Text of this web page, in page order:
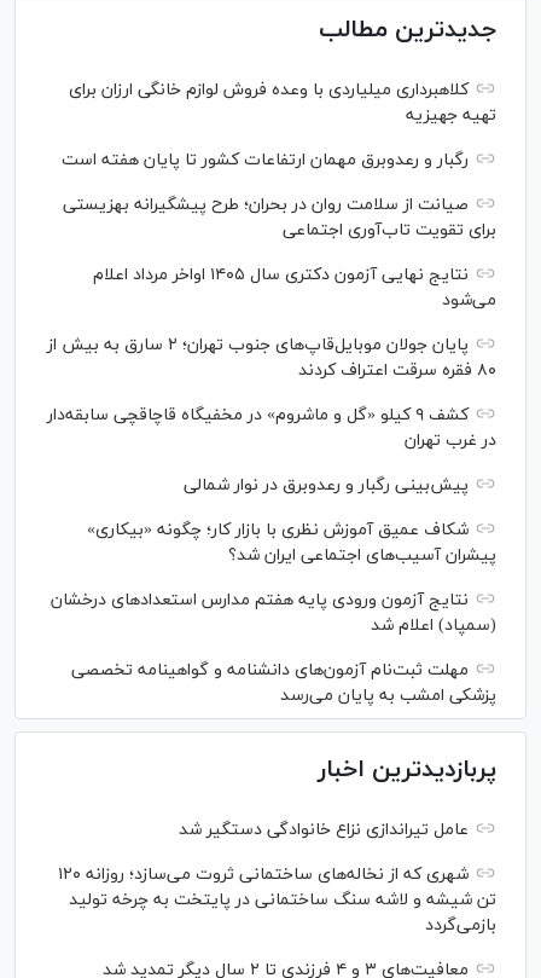
جدیدترین مطالب
کلاهبرداری میلیاردی با وعده فروش لوازم خانگی ارزان برای
تهیه جهیزیه
رگبار و رعدوبرق مهمان ارتفاعات کشور تا پایان هفته است
صیانت از سلامت روان در بحران؛ طرح پیشگیرانه بهزیستی
برای تقویت تاب‌آوری اجتماعی
نتایج نهایی آزمون دکتری سال ۱۴۰۵ اواخر مرداد اعلام
می‌شود
پایان جولان موبایل‌قاپ‌های جنوب تهران؛ ۲ سارق به بیش از
۸۰ فقره سرقت اعتراف کردند
کشف ۹ کیلو «گل و ماشروم» در مخفیگاه قاچاقچی سابقه‌دار
در غرب تهران
پیش‌بینی رگبار و رعدوبرق در نوار شمالی
شکاف عمیق آموزش نظری با بازار کار؛ چگونه «بیکاری»
پیشران آسیب‌های اجتماعی ایران شد؟
نتایج آزمون ورودی پایه هفتم مدارس استعدادهای درخشان
(سمپاد) اعلام شد
مهلت ثبت‌نام آزمون‌های دانشنامه و گواهینامه تخصصی
پزشکی امشب به پایان می‌رسد
پربازدیدترین اخبار
عامل تیراندازی نزاع خانوادگی دستگیر شد
شهری که از نخاله‌های ساختمانی ثروت می‌سازد؛ روزانه ۱۲۰
تن شیشه و لاشه سنگ ساختمانی در پایتخت به چرخه تولید
بازمی‌گردد
معافیت‌های ۳ و ۴ فرزندی تا ۲ سال دیگر تمدید شد